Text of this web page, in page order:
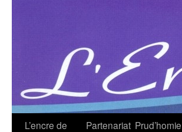
L’encre de
Partenariat